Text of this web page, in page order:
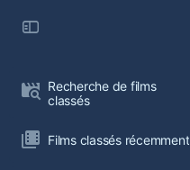
Recherche de films
classés
Films classés récemment